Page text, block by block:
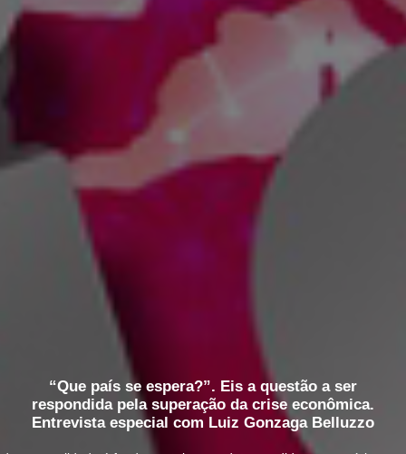
“Que país se espera?”. Eis a questão a ser
respondida pela superação da crise econômica.
Entrevista especial com Luiz Gonzaga Belluzzo